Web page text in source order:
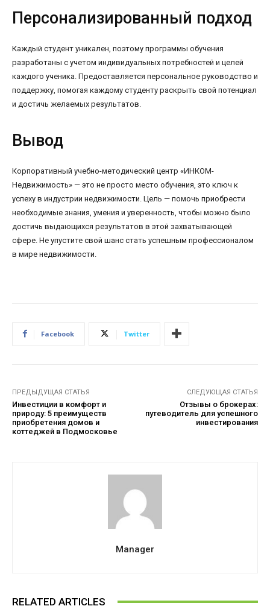
Персонализированный подход
Каждый студент уникален, поэтому программы обучения
разработаны с учетом индивидуальных потребностей и целей
каждого ученика. Предоставляется персональное руководство и
поддержку, помогая каждому студенту раскрыть свой потенциал
и достичь желаемых результатов.
Вывод
Корпоративный учебно-методический центр «ИНКОМ-
Недвижимость» — это не просто место обучения, это ключ к
успеху в индустрии недвижимости. Цель — помочь приобрести
необходимые знания, умения и уверенность, чтобы можно было
достичь выдающихся результатов в этой захватывающей
сфере. Не упустите свой шанс стать успешным профессионалом
в мире недвижимости.
Facebook Twitter
ПРЕДЫДУЩАЯ СТАТЬЯ
Инвестиции в комфорт и
природу: 5 преимуществ
приобретения домов и
коттеджей в Подмосковье
СЛЕДУЮЩАЯ СТАТЬЯ
Отзывы о брокерах:
путеводитель для успешного
инвестирования
Manager
RELATED ARTICLES